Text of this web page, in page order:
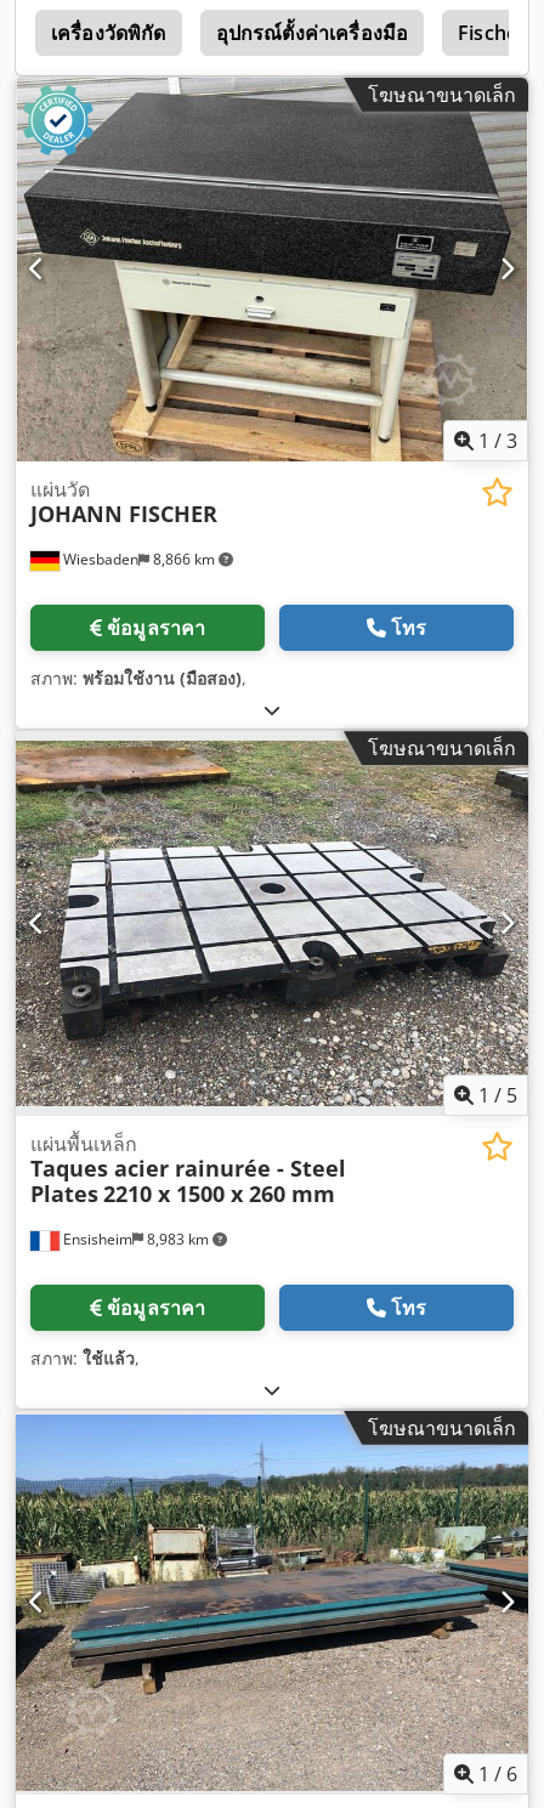
เครื่องวัดพิกัด อุปกรณ์ตั้งค่าเครื่องมือ Fischer
โฆษณาขนาดเล็ก
1 /3
Wiesbaden 8,866 km
แผ่นวัด
JOHANN FISCHER
ข้อมูลราคา โทร
สภาพ: พร้อมใช้งาน (มือสอง),
โฆษณาขนาดเล็ก
1 / 5
Ensisheim 8,983 km
แผ่นพื้นเหล็ก
Taques acier rainurée - Steel
Plates2210 x 1500 x 260 mm
ข้อมูลราคา โทร
สภาพ: ใช้แล้ว,
โฆษณาขนาดเล็ก
1 / 6